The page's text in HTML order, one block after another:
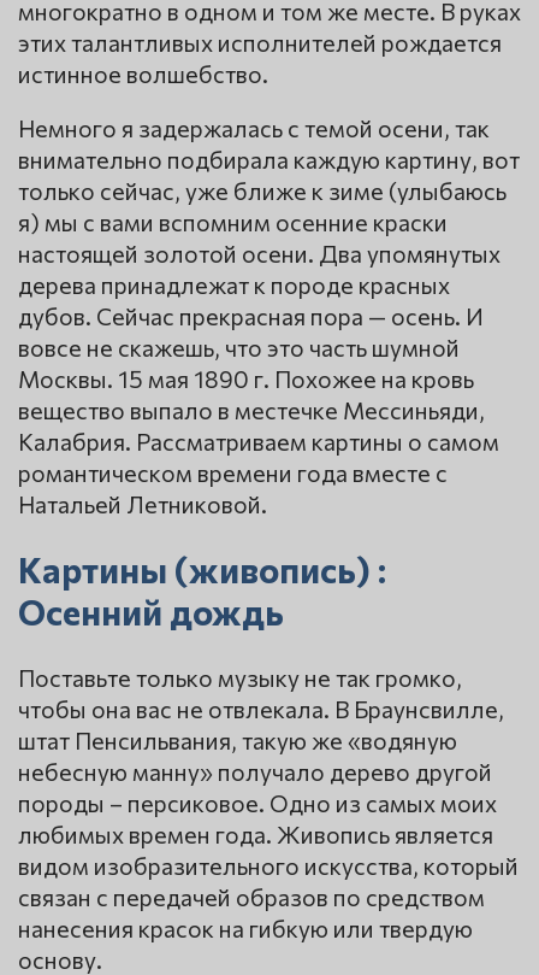
многократно в одном и том же месте. В руках
этих талантливых исполнителей рождается
истинное волшебство.
Немного я задержалась с темой осени, так
внимательно подбирала каждую картину, вот
только сейчас, уже ближе к зиме (улыбаюсь
я) мы с вами вспомним осенние краски
настоящей золотой осени. Два упомянутых
дерева принадлежат к породе красных
дубов. Сейчас прекрасная пора — осень. И
вовсе не скажешь, что это часть шумной
Москвы. 15 мая 1890 г. Похожее на кровь
вещество выпало в местечке Мессиньяди,
Калабрия. Рассматриваем картины о самом
романтическом времени года вместе с
Натальей Летниковой.
Картины (живопись) :
Осенний дождь
Поставьте только музыку не так громко,
чтобы она вас не отвлекала. В Браунсвилле,
штат Пенсильвания, такую же «водяную
небесную манну» получало дерево другой
породы – персиковое. Одно из самых моих
любимых времен года. Живопись является
видом изобразительного искусства, который
связан с передачей образов по средством
нанесения красок на гибкую или твердую
основу.